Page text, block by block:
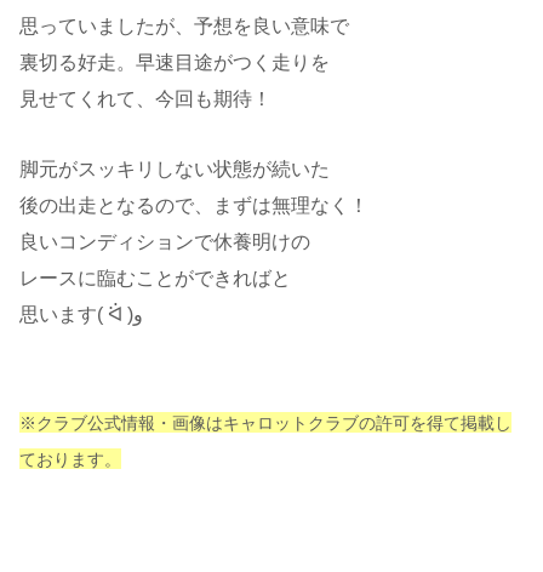
思っていましたが、予想を良い意味で
裏切る好走。早速目途がつく走りを
見せてくれて、今回も期待！
脚元がスッキリしない状態が続いた
後の出走となるので、まずは無理なく！
良いコンディションで休養明けの
レースに臨むことができればと
思います( ᐛ )و
※クラブ公式情報・画像はキャロットクラブの許可を得て掲載し
ております。